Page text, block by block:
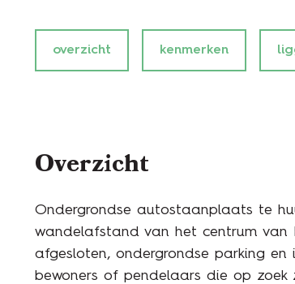
overzicht kenmerken
Overzicht
Ondergrondse autostaanplaats te
wandelafstand van het centrum van
afgesloten, ondergrondse parking
bewoners of pendelaars die op zoek